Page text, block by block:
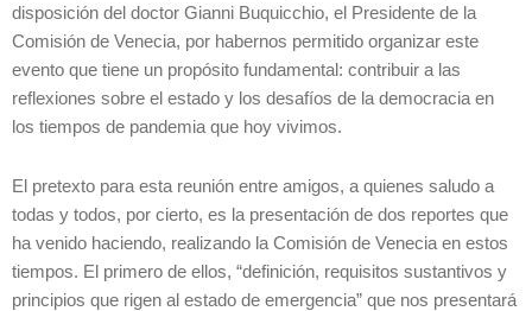
disposición del doctor Gianni Buquicchio, el Presidente de la
Comisión de Venecia, por habernos permitido organizar este
evento que tiene un propósito fundamental: contribuir a las
reflexiones sobre el estado y los desafíos de la democracia en
los tiempos de pandemia que hoy vivimos.
El pretexto para esta reunión entre amigos, a quienes saludo a
todas y todos, por cierto, es la presentación de dos reportes que
ha venido haciendo, realizando la Comisión de Venecia en estos
tiempos. El primero de ellos, “definición, requisitos sustantivos y
principios que rigen al estado de emergencia” que nos presentará